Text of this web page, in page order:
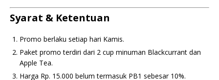
Syarat & Ketentuan
Promo berlaku setiap hari Kamis.
Paket promo terdiri dari 2 cup minuman Blackcurrant dan
Apple Tea.
Harga Rp. 15.000 belum termasuk PB1 sebesar 10%.